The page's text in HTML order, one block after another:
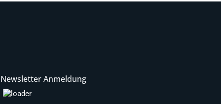
Newsletter Anmeldung